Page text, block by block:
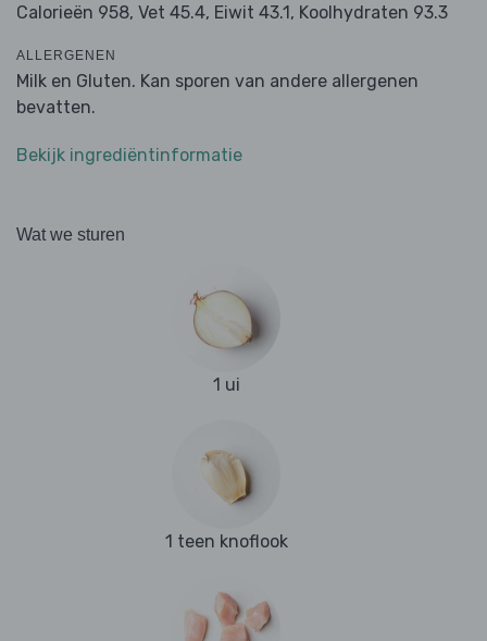
Calorieën 958, Vet 45.4, Eiwit 43.1, Koolhydraten 93.3
ALLERGENEN
Milk en Gluten. Kan sporen van andere allergenen
bevatten.
Bekijk ingrediëntinformatie
Wat we sturen
1 ui
1 teen knoflook